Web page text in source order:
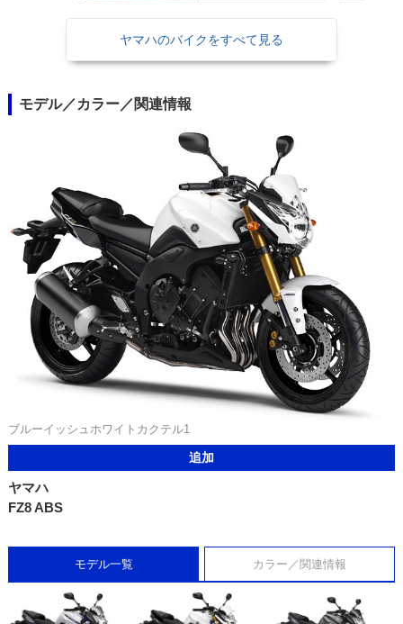
ヤマハのバイクをすべて見る
モデル／カラー／関連情報
ブルーイッシュホワイトカクテル1
追加
ヤマハ
FZ8 ABS
モデル一覧 カラー／関連情報